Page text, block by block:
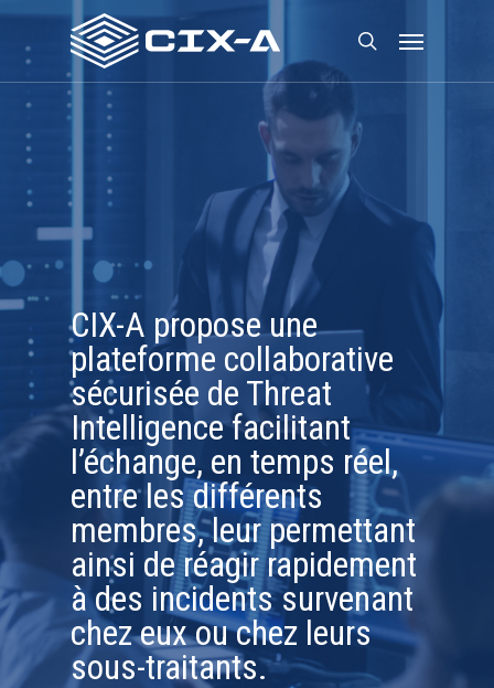
Skip
content
search
CIX-A propose une
plateforme collaborative
sécurisée de Threat
Intelligence facilitant
l’échange, en temps réel,
entre les différents
membres, leur permettant
ainsi de réagir rapidement
à des incidents survenant
chez eux ou chez leurs
sous-traitants.